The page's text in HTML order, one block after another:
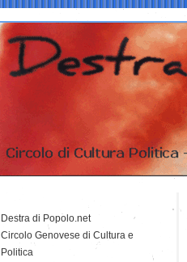
Destra di Popolo.net
Circolo Genovese di Cultura e
Politica